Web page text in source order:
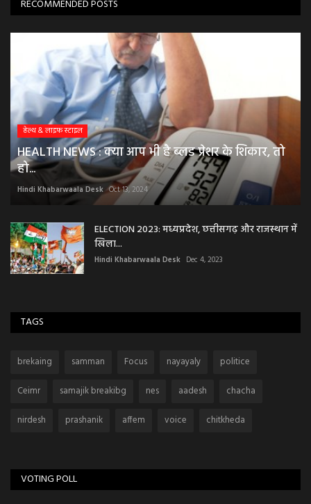
RECOMMENDED POSTS
हेल्थ & लाइफ स्टाइल
HEALTH NEWS : क्या आप भी है ब्लड प्रेशर के शिकार, तो
हो...
Hindi Khabarwaala Desk Oct 13, 2024
ELECTION 2023: मध्यप्रदेश, छत्तीसगढ़ और राजस्थान में
खिला...
Hindi Khabarwaala Desk Dec 4, 2023
TAGS
brekaing samman Focus nayayaly
politice
Ceimr
samajik breakibg nes aadesh
chacha
nirdesh
prashanik affem voice chitkheda
VOTING POLL